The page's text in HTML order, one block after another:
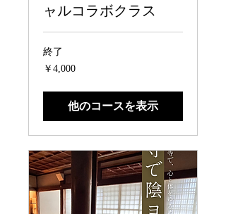
ャルコラボクラス
終了
4,000
円
￥4,000
他のコースを表示